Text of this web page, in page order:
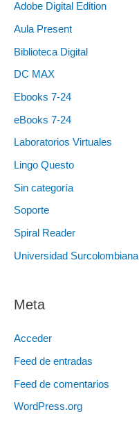
Adobe Digital Edition
Aula Present
Biblioteca Digital
DC MAX
Ebooks 7-24
eBooks 7-24
Laboratorios Virtuales
Lingo Questo
Sin categoría
Soporte
Spiral Reader
Universidad Surcolombiana
Meta
Acceder
Feed de entradas
Feed de comentarios
WordPress.org